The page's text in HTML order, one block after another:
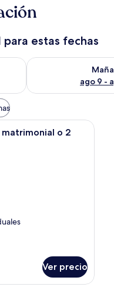
estas fechas
ago 8 - ago 9
ago 9 -
Consulta la
con cama, una silla,
o 2
Ver precio